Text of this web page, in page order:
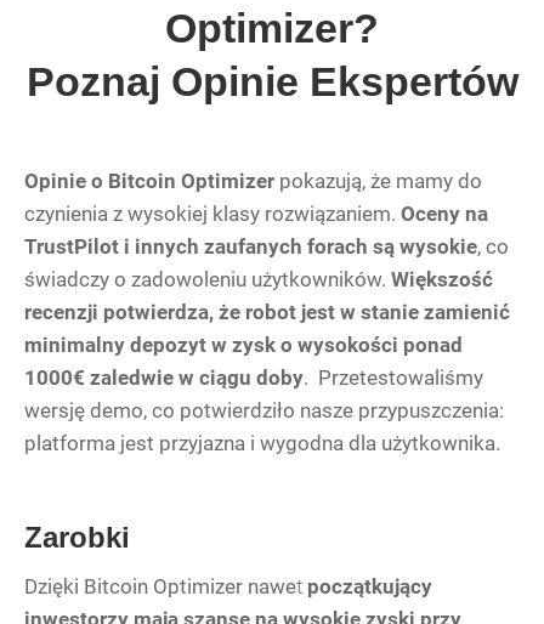
Optimizer?
Poznaj Opinie Ekspertów
Opinie o Bitcoin Optimizer pokazują, że mamy do
czynienia z wysokiej klasy rozwiązaniem. Oceny na
TrustPilot i innych zaufanych forach są wysokie, co
świadczy o zadowoleniu użytkowników. Większość
recenzji potwierdza, że robot jest w stanie zamienić
minimalny depozyt w zysk o wysokości ponad
1000€ zaledwie w ciągu doby. Przetestowaliśmy
wersję demo, co potwierdziło nasze przypuszczenia:
platforma jest przyjazna i wygodna dla użytkownika.
Zarobki
Dzięki Bitcoin Optimizer nawet początkujący